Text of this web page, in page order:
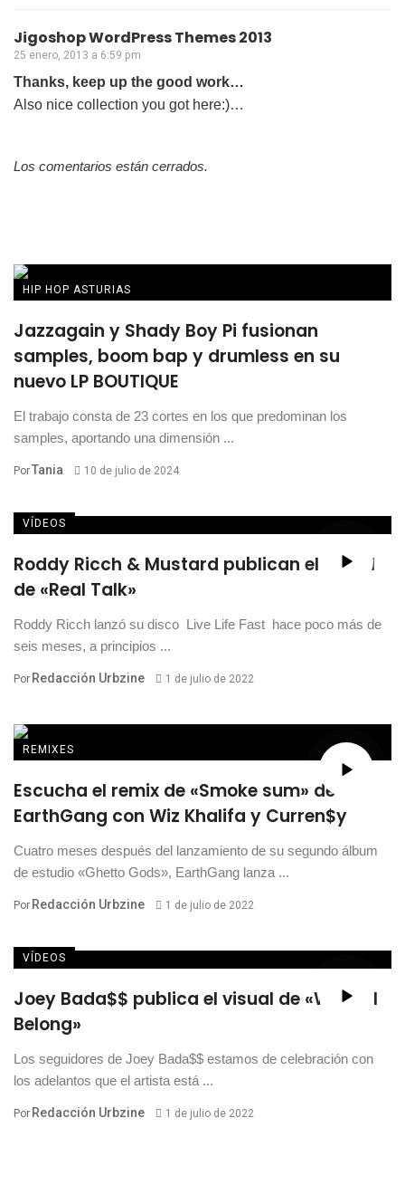
Jigoshop WordPress Themes 2013
25 enero, 2013 a 6:59 pm
Thanks, keep up the good work…
Also nice collection you got here:)…
Los comentarios están cerrados.
HIP HOP ASTURIAS
Jazzagain y Shady Boy Pi fusionan
samples, boom bap y drumless en su
nuevo LP BOUTIQUE
El trabajo consta de 23 cortes en los que predominan los
samples, aportando una dimensión ...
PorTania 10 de julio de 2024
VÍDEOS
Roddy Ricch & Mustard publican el visual
de «Real Talk»
Roddy Ricch lanzó su disco Live Life Fast hace poco más de
seis meses, a principios ...
Por Redacción Urbzine 1 de julio de 2022
REMIXES
Escucha el remix de «Smoke sum» de
EarthGang con Wiz Khalifa y Curren$y
Cuatro meses después del lanzamiento de su segundo álbum
de estudio «Ghetto Gods», EarthGang lanza ...
Por Redacción Urbzine 1 de julio de 2022
VÍDEOS
Joey Bada$$ publica el visual de «Where I
Belong»
Los seguidores de Joey Bada$$ estamos de celebración con
los adelantos que el artista está ...
Por Redacción Urbzine 1 de julio de 2022